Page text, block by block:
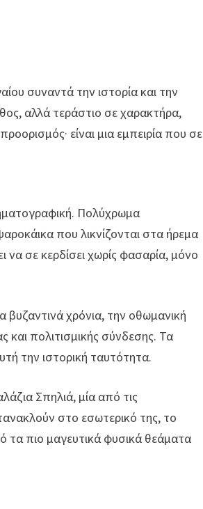
συναντά την ιστορία και την
αλλά τεράστιο σε χαρακτήρα,
είναι μια εμπειρία που σε
Πολύχρωμα
που λικνίζονται στα ήρεμα
να σε κερδίσει χωρίς φασαρία, μόνο
βυζαντινά χρόνια, την οθωμανική
και πολιτισμικής σύνδεσης. Τα
την ιστορική ταυτότητα.
Σπηλιά, μία από τις
στο εσωτερικό της, το
πιο μαγευτικά φυσικά θεάματα